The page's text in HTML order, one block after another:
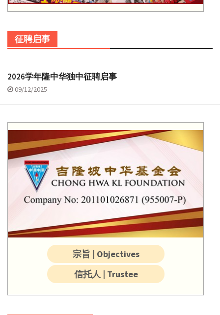
征聘启事
2026学年隆中华独中征聘启事
09/12/2025
宗旨 | Objectives
信托人 | Trustee